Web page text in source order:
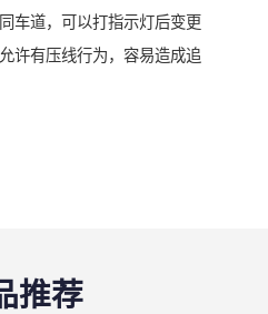
车道，可以打指示灯后变更
许有压线行为，容易造成追
推荐